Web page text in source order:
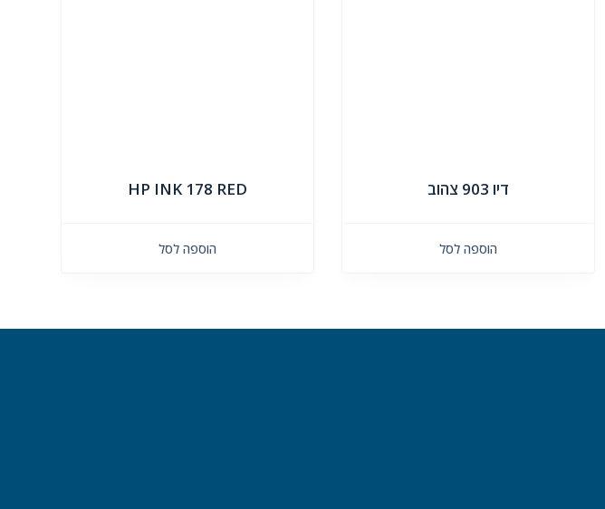
דיו 903 צהוב
הוספה לסל
HP INK 178 RED
הוספה לסל